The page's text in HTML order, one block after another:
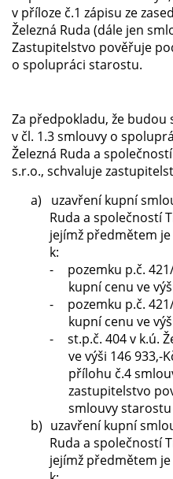
v příloze č.1 zápisu ze
Železná Ruda (dále jen
Zastupitelstvo pověřuje
o spolupráci starostu.
Za předpokladu, že
v čl. 1.3 smlouvy o
Železná Ruda a
s.r.o., schvaluje
a)
uzavření kupní
Ruda a společností
jejímž předmětem
k:
-
pozemku p.č.
kupní cenu ve
-
pozemku p.č.
kupní cenu ve
-
st.p.č. 404 v k.ú.
ve výši 146 933,-
přílohu č.4
zastupitelstvo
smlouvy starostu
b) uzavření kupní
Ruda a společností
jejímž předmětem